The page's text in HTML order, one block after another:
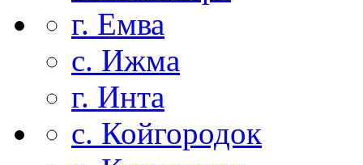
г. Емва
с. Ижма
г. Инта
с. Койгородок